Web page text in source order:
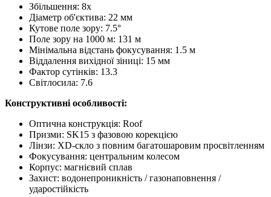
Збільшення: 8x
Діаметр об'єктива: 22 мм
Кутове поле зору: 7.5°
Поле зору на 1000 м: 131 м
Мінімальна відстань фокусування: 1.5 м
Віддалення вихідної зіниці: 15 мм
Фактор сутінків: 13.3
Світлосила: 7.6
Конструктивні особливості:
Оптична конструкція: Roof
Призми: SK15 з фазовою корекцією
Лінзи: XD-скло з повним багатошаровим просвітленням
Фокусування: центральним колесом
Корпус: магнієвий сплав
Захист: водонепроникність / газонаповнення /
ударостійкість